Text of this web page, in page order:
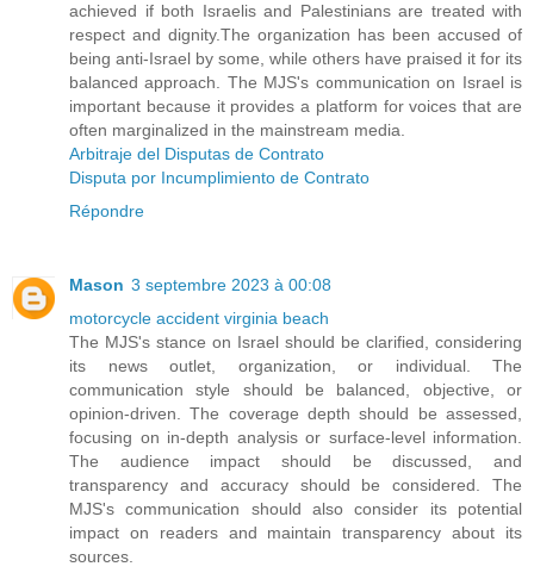
achieved if both Israelis and Palestinians are treated with
respect and dignity.The organization has been accused of
being anti-Israel by some, while others have praised it for its
balanced approach. The MJS's communication on Israel is
important because it provides a platform for voices that are
often marginalized in the mainstream media.
Arbitraje del Disputas de Contrato
Disputa por Incumplimiento de Contrato
Répondre
Mason 3 septembre 2023 à 00:08
motorcycle accident virginia beach
The MJS's stance on Israel should be clarified, considering
its news outlet, organization, or individual. The
communication style should be balanced, objective, or
opinion-driven. The coverage depth should be assessed,
focusing on in-depth analysis or surface-level information.
The audience impact should be discussed, and
transparency and accuracy should be considered. The
MJS's communication should also consider its potential
impact on readers and maintain transparency about its
sources.